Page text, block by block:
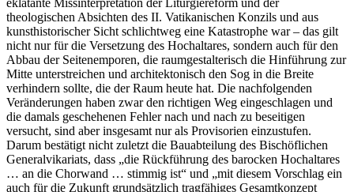
eklatante Missinterpretation der Liturgiereform und der
theologischen Absichten des II. Vatikanischen Konzils und aus
kunsthistorischer Sicht schlichtweg eine Katastrophe war – das gilt
nicht nur für die Versetzung des Hochaltares, sondern auch für den
Abbau der Seitenemporen, die raumgestalterisch die Hinführung zur
Mitte unterstreichen und architektonisch den Sog in die Breite
verhindern sollte, die der Raum heute hat. Die nachfolgenden
Veränderungen haben zwar den richtigen Weg eingeschlagen und
die damals geschehenen Fehler nach und nach zu beseitigen
versucht, sind aber insgesamt nur als Provisorien einzustufen.
Darum bestätigt nicht zuletzt die Bauabteilung des Bischöflichen
Generalvikariats, dass „die Rückführung des barocken Hochaltares
… an die Chorwand … stimmig ist“ und „mit diesem Vorschlag ein
auch für die Zukunft grundsätzlich tragfähiges Gesamtkonzept